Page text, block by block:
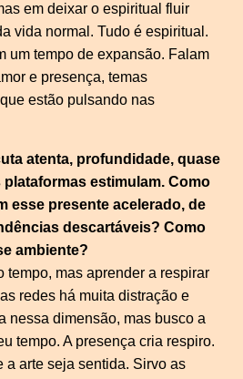
em deixar o espiritual fluir
vida normal. Tudo é espiritual.
um tempo de expansão. Falam
e presença, temas
estão pulsando nas
atenta, profundidade, quase
estimulam. Como
esse presente acelerado, de
descartáveis? Como
ambiente?
tempo, mas aprender a respirar
redes há muita distração e
nessa dimensão, mas busco a
tempo. A presença cria respiro.
a arte seja sentida. Sirvo as